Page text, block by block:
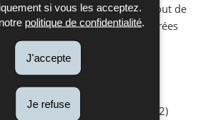
si vous les acceptez.
politique de confidentialité
J'accepte
Je refuse
la consultation réside dans l’ajout de
concrètes, directement inspirées
routier : mesure 17 (p. 38)
ferroviaire : mesure 21 (p. 38)
aéroportuaire : mesure 25 (p. 42)